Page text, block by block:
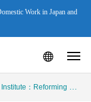
Work in Japan and
ォード大学において日本の「新しい資本主義」政策が討議されます